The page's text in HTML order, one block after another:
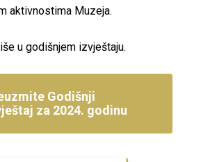
aktivnostima Muzeja.
u godišnjem izvještaju.
Godišnji
za 2024. godinu